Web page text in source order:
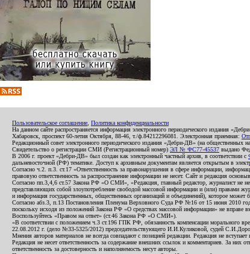
Пользовательское соглашение Политика конфиденциальности
На данном сайте распространяется информация электронного периодического издания
Хабаровск, проспект 60-летия Октября, 88-46, т./ф.84212296081. Электронная приемная:
Редакционный совет электронного периодического издания «Дебри-ДВ» (на
Свидетельство о регистрации СМИ (Регистрационный номер) ЭЛ № ФС77-45537 выдано
В 2006 г. проект «Дебри-ДВ» был создан как электронный частный архив, в соответствии с
дальневосточной (РФ) тематике. Доступ к архивным документам является открытым в
Согласно ч.2. п.3. ст.17 «Ответственность за правонарушения в сфере информации,
правовую ответственность за распространение информации не несет. Сайт и редакция
Согласно пп.3,4,6 ст.57 Закона РФ «О СМИ», «Редакция, главный редактор, журналист не
представляющих собой злоупотребление свободой массовой информации и (или) правами
и информация государственных, общественных организаций и объединений), которое может
Согласно абз.3, п.13 Постановления Пленума Верховного Суда РФ №16 от 15 июня 2010
поскольку исходя из положений Закона РФ «О средствах массовой информации» не вправе
Воспользуйтесь «Правом на ответ» (ст.46 Закона РФ «О СМИ»).
«В соответствии с положением ч.3 ст.196 ГПК РФ, обязанность компенсации морального
22.08.2012 г. (дело №33-5325/2012) председательствующего И.И.Куликовой, судей
Мнения авторов материалов не всегда совпадают с позицией редакции. Редакция не вступает
Редакция не несет ответственность за содержание внешних ссылок и комментариев. За
ответственность за достоверность и наполняемость несут авторы.